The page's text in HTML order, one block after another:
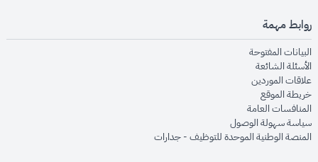
روابط مهمة
البيانات المفتوحةopens in new window
الأسئلة الشائعةopens in new window
علاقات الموردينopens in new window
خريطة الموقعopens in new window
المنافسات العامةopens in new window
سياسة سهولة الوصولopens in new window
المنصة الوطنية الموحدة للتوظيف - جداراتopens in new window